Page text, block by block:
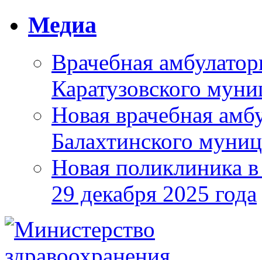
Медиа
Врачебная
Каратузовского
Новая врачебная
Балахтинского
Новая поликлиника
29 декабря 2025 года